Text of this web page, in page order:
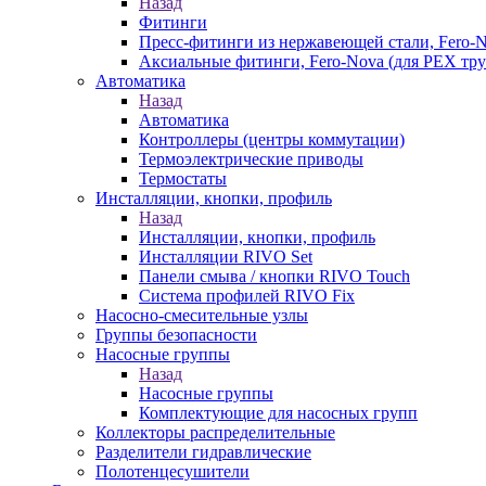
Фитинги
Пресс-фитинги из нержавеющей стали, Fero-
Аксиальные фитинги, Fero-Nova (для PEX
Автоматика
Назад
Автоматика
Контроллеры (центры коммутации)
Термоэлектрические приводы
Термостаты
Инсталляции, кнопки, профиль
Назад
Инсталляции, кнопки, профиль
Инсталляции RIVO Set
Панели смыва / кнопки RIVO Touch
Система профилей RIVO Fix
Насосно-смесительные узлы
Группы безопасности
Насосные группы
Назад
Насосные группы
Комплектующие для насосных групп
Коллекторы распределительные
Разделители гидравлические
Полотенцесушители